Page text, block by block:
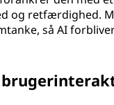
og retfærdighed.
så AI